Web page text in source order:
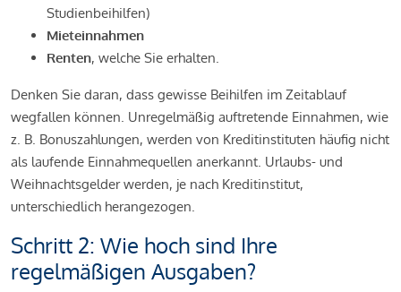
Studienbeihilfen)
Mieteinnahmen
Renten, welche Sie erhalten.
Denken Sie daran, dass gewisse Beihilfen im Zeitablauf
wegfallen können. Unregelmäßig auftretende Einnahmen, wie
z. B. Bonuszahlungen, werden von Kreditinstituten häufig nicht
als laufende Einnahmequellen anerkannt. Urlaubs- und
Weihnachtsgelder werden, je nach Kreditinstitut,
unterschiedlich herangezogen.
Schritt 2: Wie hoch sind Ihre
regelmäßigen Ausgaben?